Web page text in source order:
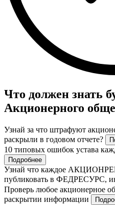
Что должен знать
Акционерного
Узнай за что штрафуют
раскрыли в годовом отчете?
10 типовых ошибок устава
Подробнее
Узнай что каждое
публиковать в ФЕДРЕСУРС,
Проверь любое акционерное
раскрытии информации